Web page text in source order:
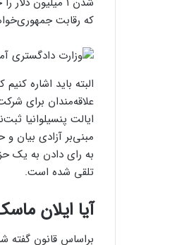
که رقابت
البته باید اشاره
علاقه‌مندان برای
مبنی‌بر آزادی بیان و
به رای دادن به یک
تلقی شده است.
آیا ایلان ماسک به‌دلیل
براساس قانون گفته